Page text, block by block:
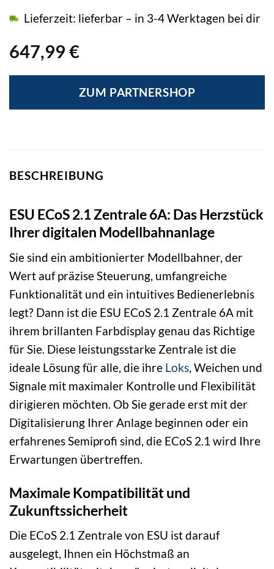
647,99 €
Lieferzeit: lieferbar – in 3-4 Werktagen bei dir
ZUM PARTNERSHOP
BESCHREIBUNG
ESU ECoS 2.1 Zentrale 6A: Das Herzstück
Ihrer digitalen Modellbahnanlage
Sie sind ein ambitionierter Modellbahner, der
Wert auf präzise Steuerung, umfangreiche
Funktionalität und ein intuitives Bedienerlebnis
legt? Dann ist die ESU ECoS 2.1 Zentrale 6A mit
ihrem brillanten Farbdisplay genau das Richtige
für Sie. Diese leistungsstarke Zentrale ist die
ideale Lösung für alle, die ihre Loks, Weichen und
Signale mit maximaler Kontrolle und Flexibilität
dirigieren möchten. Ob Sie gerade erst mit der
Digitalisierung Ihrer Anlage beginnen oder ein
erfahrenes Semiprofi sind, die ECoS 2.1 wird Ihre
Erwartungen übertreffen.
Maximale Kompatibilität und
Zukunftssicherheit
Die ECoS 2.1 Zentrale von ESU ist darauf
ausgelegt, Ihnen ein Höchstmaß an